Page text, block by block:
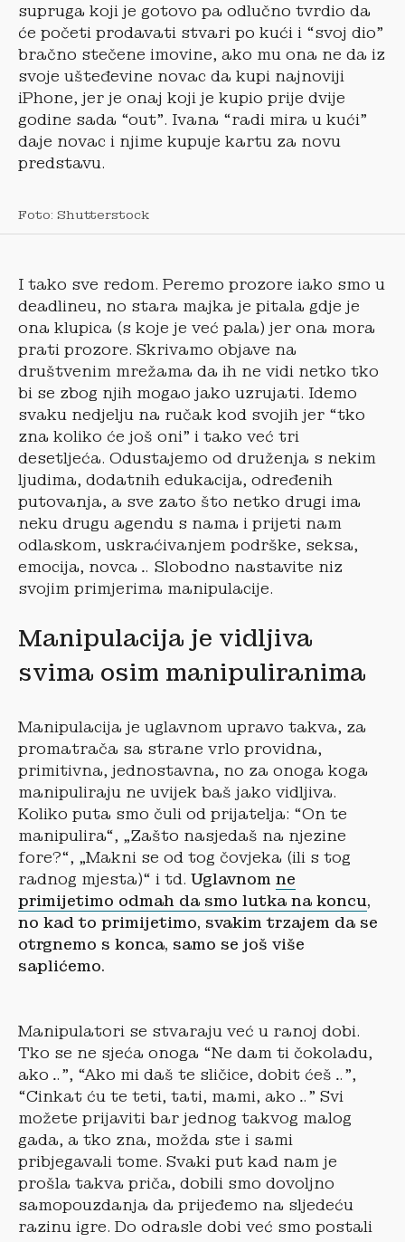
supruga koji je gotovo pa odlučno tvrdio da
će početi prodavati stvari po kući i “svoj dio”
bračno stečene imovine, ako mu ona ne da iz
svoje ušteđevine novac da kupi najnoviji
iPhone, jer je onaj koji je kupio prije dvije
godine sada “out”. Ivana “radi mira u kući”
daje novac i njime kupuje kartu za novu
predstavu.
Foto: Shutterstock
I tako sve redom. Peremo prozore iako smo u
deadlineu, no stara majka je pitala gdje je
ona klupica (s koje je već pala) jer ona mora
prati prozore. Skrivamo objave na
društvenim mrežama da ih ne vidi netko tko
bi se zbog njih mogao jako uzrujati. Idemo
svaku nedjelju na ručak kod svojih jer “tko
zna koliko će još oni” i tako već tri
desetljeća. Odustajemo od druženja s nekim
ljudima, dodatnih edukacija, određenih
putovanja, a sve zato što netko drugi ima
neku drugu agendu s nama i prijeti nam
odlaskom, uskraćivanjem podrške, seksa,
emocija, novca… Slobodno nastavite niz
svojim primjerima manipulacije.
Manipulacija je vidljiva
svima osim manipuliranima
Manipulacija je uglavnom upravo takva, za
promatrača sa strane vrlo providna,
primitivna, jednostavna, no za onoga koga
manipuliraju ne uvijek baš jako vidljiva.
Koliko puta smo čuli od prijatelja: “On te
manipulira“, „Zašto nasjedaš na njezine
fore?“, „Makni se od tog čovjeka (ili s tog
radnog mjesta)“ i td. Uglavnom ne
primijetimo odmah da smo lutka na koncu,
no kad to primijetimo, svakim trzajem da se
otrgnemo s konca, samo se još više
saplićemo.
Manipulatori se stvaraju već u ranoj dobi.
Tko se ne sjeća onoga “Ne dam ti čokoladu,
ako…”, “Ako mi daš te sličice, dobit ćeš…”,
“Cinkat ću te teti, tati, mami, ako…” Svi
možete prijaviti bar jednog takvog malog
gada, a tko zna, možda ste i sami
pribjegavali tome. Svaki put kad nam je
prošla takva priča, dobili smo dovoljno
samopouzdanja da prijeđemo na sljedeću
razinu igre. Do odrasle dobi već smo postali